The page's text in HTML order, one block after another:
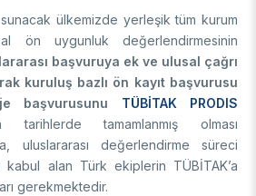
ülkemizde yerleşik tüm kurum
ön uygunluk değerlendirmesinin
başvuruya ek ve ulusal çağrı
kuruluş bazlı ön kayıt başvurusu
başvurusunu
TÜBİTAK PRODIS
tarihlerde tamamlanmış olması
uluslararası değerlendirme süreci
kabul alan Türk ekiplerin TÜBİTAK’a
gerekmektedir.